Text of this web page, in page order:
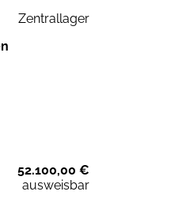
Zentrallager
52.100,00 €
ausweisbar